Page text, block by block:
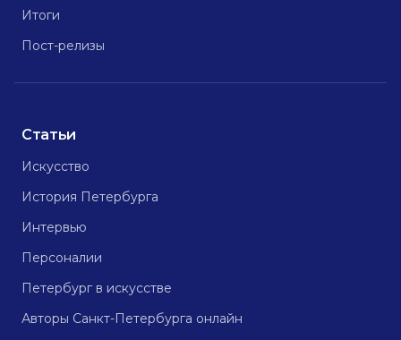
Итоги
Пост-релизы
Статьи
Искусство
История Петербурга
Интервью
Персоналии
Петербург в искусстве
Авторы Санкт-Петербурга онлайн